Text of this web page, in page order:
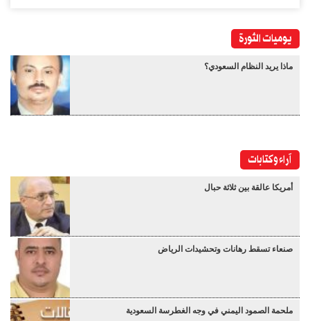
يوميات الثورة
ماذا يريد النظام السعودي؟
آراء وكتابات
أمريكا عالقة بين ثلاثة حبال
صنعاء تسقط رهانات وتحشيدات الرياض
ملحمة الصمود اليمني في وجه الغطرسة السعودية